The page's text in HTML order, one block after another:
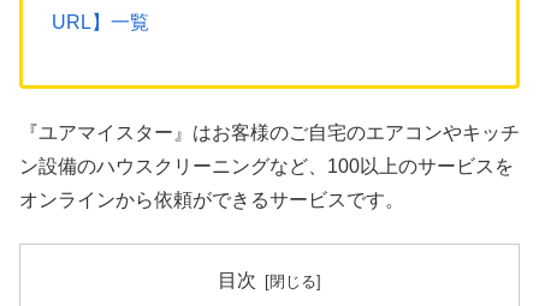
URL】一覧
『ユアマイスター』はお客様のご自宅のエアコンやキッチ
ン設備のハウスクリーニングなど、100以上のサービスを
オンラインから依頼ができるサービスです。
目次